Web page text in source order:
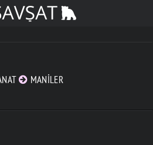
MANILER